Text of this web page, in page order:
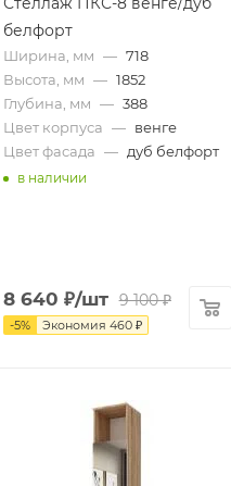
белфорт
Ширина, мм — 718
Высота, мм — 1852
Глубина, мм — 388
Цвет корпуса — венге
Цвет фасада — дуб белфорт
в наличии
8 640 ₽/шт 9 100₽
-5% Экономия 460₽